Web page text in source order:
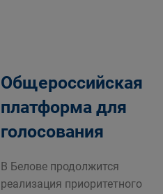
Общероссийская
платформа для
голосования
В Белове продолжится
реализация приоритетного